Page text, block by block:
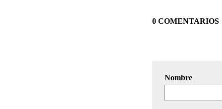
0 COMENTARIOS
Nombre